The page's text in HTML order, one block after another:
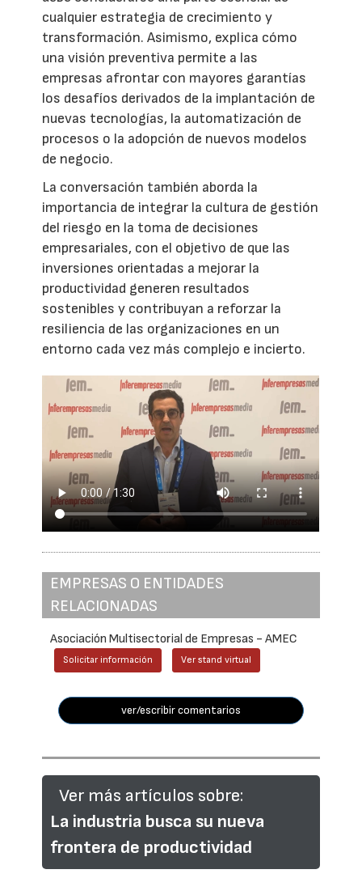
cualquier estrategia de crecimiento y
transformación. Asimismo, explica cómo
una visión preventiva permite a las
empresas afrontar con mayores garantías
los desafíos derivados de la implantación de
nuevas tecnologías, la automatización de
procesos o la adopción de nuevos modelos
de negocio.
La conversación también aborda la
importancia de integrar la cultura de gestión
del riesgo en la toma de decisiones
empresariales, con el objetivo de que las
inversiones orientadas a mejorar la
productividad generen resultados
sostenibles y contribuyan a reforzar la
resiliencia de las organizaciones en un
entorno cada vez más complejo e incierto.
EMPRESAS O ENTIDADES
RELACIONADAS
Asociación Multisectorial de Empresas - AMEC
Solicitar información Ver stand virtual
ver/escribir comentarios
Ver más artículos sobre:
La industria busca su nueva
frontera de productividad